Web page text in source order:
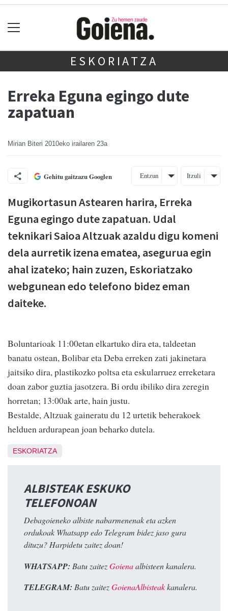
ESKORIATZA
Erreka Eguna egingo dute
zapatuan
Mirian Biteri 2010eko irailaren 23a
Gehitu gaitzazu Googlen Entzun Itzuli
Mugikortasun Astearen harira, Erreka
Eguna egingo dute zapatuan. Udal
teknikari Saioa Altzuak azaldu digu komeni
dela aurretik izena ematea, asegurua egin
ahal izateko; hain zuzen, Eskoriatzako
webgunean edo telefono bidez eman
daiteke.
Boluntarioak 11:00etan elkartuko dira eta, taldeetan
banatu ostean, Bolibar eta Deba erreken zati jakinetara
jaitsiko dira, plastikozko poltsa eta eskularruez erreketara
doan zabor guztia jasotzera. Bi ordu ibiliko dira zeregin
horretan; 13:00ak arte, hain justu.
Bestalde, Altzuak gaineratu du 12 urtetik beherakoek
helduen ardurapean joan beharko dutela.
ESKORIATZA
ALBISTEAK ESKUKO
TELEFONOAN
Debagoieneko albiste nabarmenenak eta azken
ordukoak Whatsapp edo Telegram bidez jaso gura
dituzu? Harpidetu zaitez doan!
WHATSAPP: Batu zaitezGoienaalbisteen kanalera.
TELEGRAM: Batu zaitezGoienaAlbisteakkanalera.